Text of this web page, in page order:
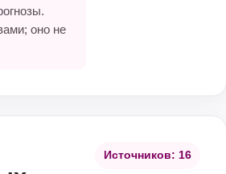
оно не
Источников: 16